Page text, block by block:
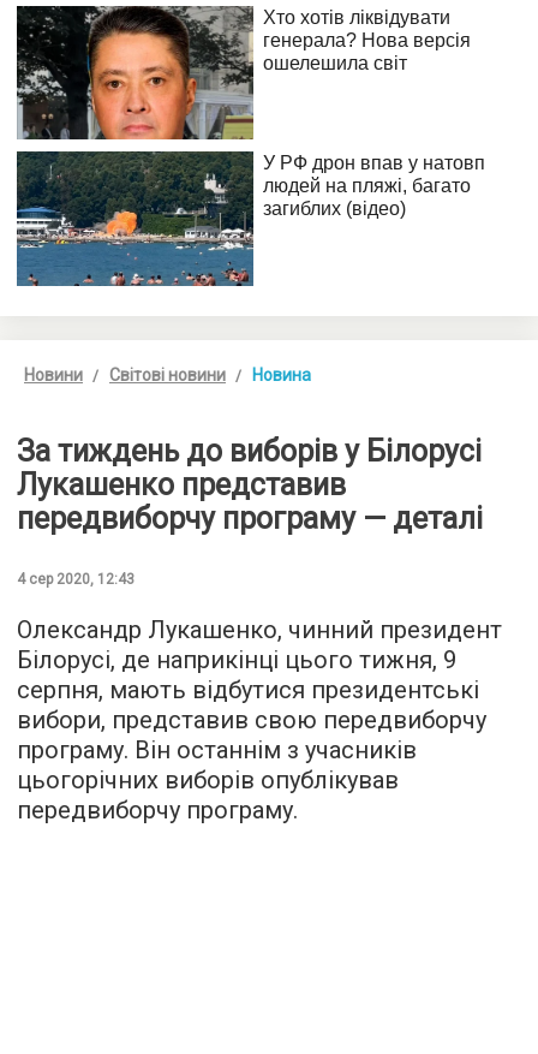
Новини Світові новини Новина
За тиждень до виборів у Білорусі
Лукашенко представив
передвиборчу програму — деталі
4 сер 2020, 12:43
Олександр Лукашенко, чинний президент
Білорусі, де наприкінці цього тижня, 9
серпня, мають відбутися президентські
вибори, представив свою передвиборчу
програму. Він останнім з учасників
цьогорічних виборів опублікував
передвиборчу програму.